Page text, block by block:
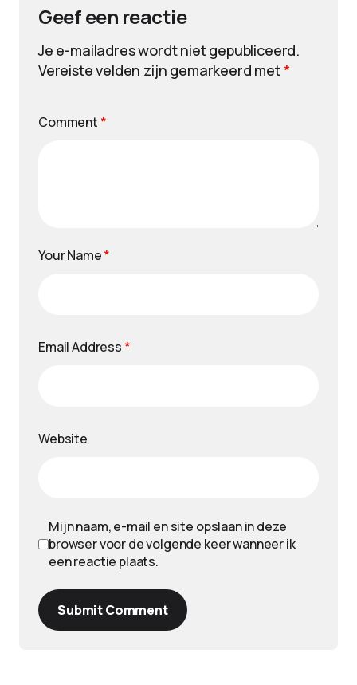
Geef een reactie
Je e-mailadres wordt niet gepubliceerd.
Vereiste velden zijn gemarkeerd met*
Comment *
Your Name*
Email Address *
Website
Mijn naam, e-mail en site opslaan in deze
browser voor de volgende keer wanneer ik
een reactie plaats.
Submit Comment